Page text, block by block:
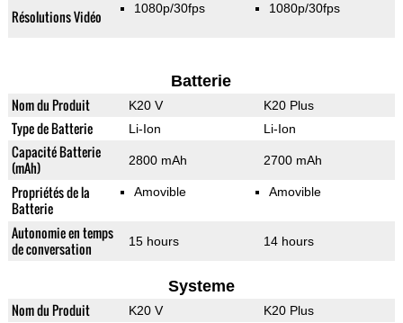
Résolutions Vidéo 1080p/30fps 1080p/30fps
Batterie
Nom du Produit K20 V K20 Plus
Type de Batterie Li-Ion Li-Ion
Capacité Batterie
(mAh)
2800 mAh 2700 mAh
Propriétés de la
Batterie
Amovible Amovible
Autonomie en temps
de conversation
15 hours 14 hours
Systeme
Nom du Produit K20 V K20 Plus